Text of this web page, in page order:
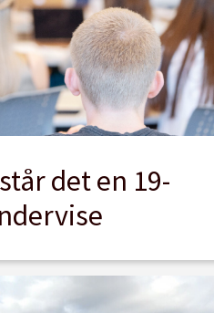
det en 19-